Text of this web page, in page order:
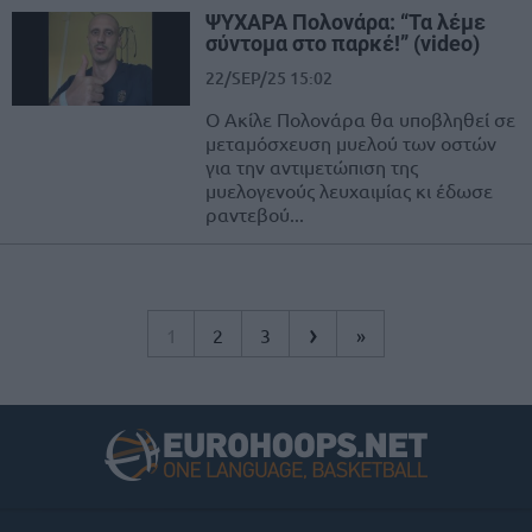
ΨΥΧΑΡΑ Πολονάρα: “Τα λέμε
σύντομα στο παρκέ!” (video)
22/SEP/25 15:02
Ο Ακίλε Πολονάρα θα υποβληθεί σε
μεταμόσχευση μυελού των οστών
για την αντιμετώπιση της
μυελογενούς λευχαιμίας κι έδωσε
ραντεβού...
1 2 3 › »